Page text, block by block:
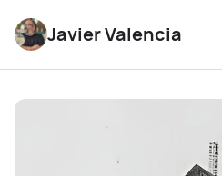
Javier Valencia